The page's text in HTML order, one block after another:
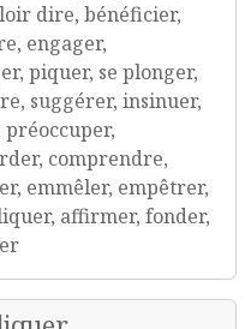
dire, bénéficier,
engager,
piquer, se plonger,
suggérer, insinuer,
préoccuper,
comprendre,
emmêler, empêtrer,
affirmer, fonder,